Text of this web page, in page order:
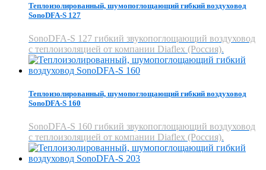
Теплоизолированный, шумопоглощающий гибкий воздуховод
SonoDFA-S 127
SonoDFA-S 127 гибкий звукопоглощающий воздуховод
с теплоизоляцией от компании Diaflex (Россия).
Теплоизолированный, шумопоглощающий гибкий воздуховод
SonoDFA-S 160
SonoDFA-S 160 гибкий звукопоглощающий воздуховод
с теплоизоляцией от компании Diaflex (Россия).